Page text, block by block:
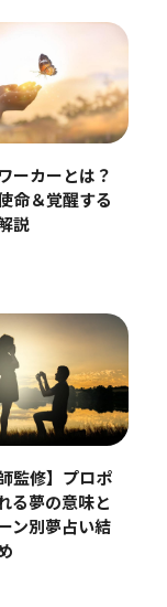
ーカーとは？
命＆覚醒する
説
監修】プロポ
る夢の意味と
ン別夢占い結